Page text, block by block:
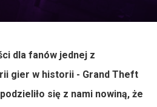
dla fanów jednej z
gier w historii - Grand Theft
się z nami nowiną, że